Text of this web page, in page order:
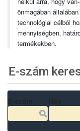
önmagában
technológiai célból
mennyiségben,
termékekben.
E-szám